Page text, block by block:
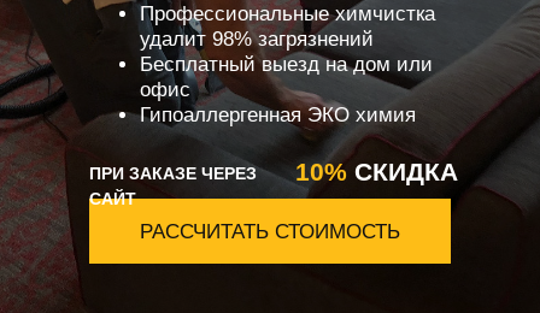
РАССЧИТАТЬ СТОИМОСТЬ
ПРИ ЗАКАЗЕ ЧЕРЕЗ
САЙТ
Профессиональные химчистка
удалит 98% загрязнений
Бесплатный выезд на дом или
офис
Гипоаллергенная ЭКО химия
10% СКИДКА